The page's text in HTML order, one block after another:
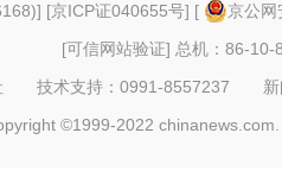
] [京ICP证040655号] [
京公
[可信网站验证] 总机：86-10-
社 技术支持：0991-8557237
©1999-2022